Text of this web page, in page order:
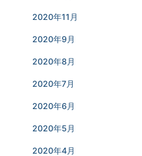
2020年11月
2020年9月
2020年8月
2020年7月
2020年6月
2020年5月
2020年4月